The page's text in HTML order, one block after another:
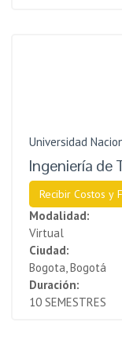
Universidad
Ingeniería de
Recibir Costos y
Modalidad:
Virtual
Ciudad:
Bogota, Bogotá
Duración:
10 SEMESTRES